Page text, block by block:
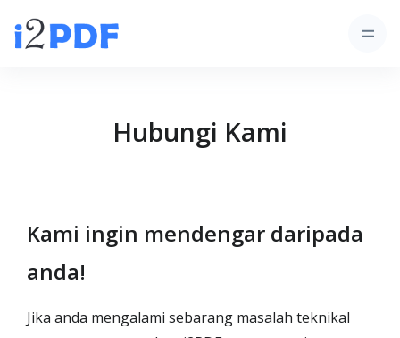
Hubungi Kami
Kami ingin mendengar daripada
anda!
Jika anda mengalami sebarang masalah teknikal